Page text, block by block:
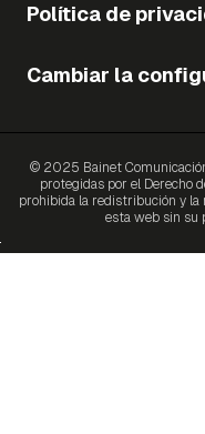
Política de
Cambiar la
© 2025 Bainet
protegidas por el Derecho
prohibida la redistribución y la
esta web sin su